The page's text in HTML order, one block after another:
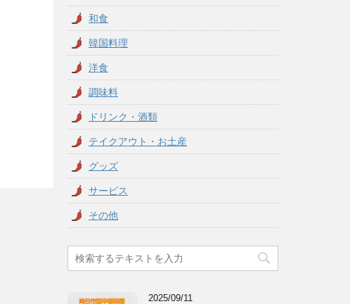
和食
韓国料理
洋食
調味料
ドリンク・酒類
テイクアウト・お土産
グッズ
サービス
その他
2025/09/11